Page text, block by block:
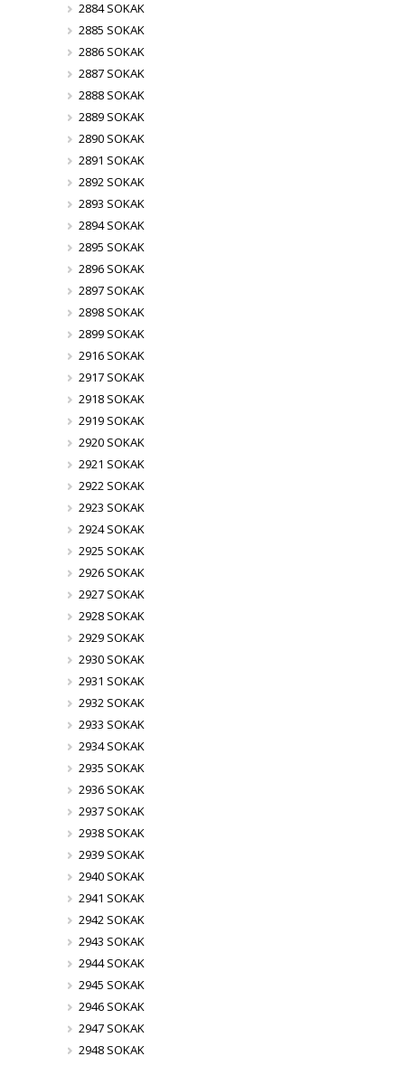
2884 SOKAK
2885 SOKAK
2886 SOKAK
2887 SOKAK
2888 SOKAK
2889 SOKAK
2890 SOKAK
2891 SOKAK
2892 SOKAK
2893 SOKAK
2894 SOKAK
2895 SOKAK
2896 SOKAK
2897 SOKAK
2898 SOKAK
2899 SOKAK
2916 SOKAK
2917 SOKAK
2918 SOKAK
2919 SOKAK
2920 SOKAK
2921 SOKAK
2922 SOKAK
2923 SOKAK
2924 SOKAK
2925 SOKAK
2926 SOKAK
2927 SOKAK
2928 SOKAK
2929 SOKAK
2930 SOKAK
2931 SOKAK
2932 SOKAK
2933 SOKAK
2934 SOKAK
2935 SOKAK
2936 SOKAK
2937 SOKAK
2938 SOKAK
2939 SOKAK
2940 SOKAK
2941 SOKAK
2942 SOKAK
2943 SOKAK
2944 SOKAK
2945 SOKAK
2946 SOKAK
2947 SOKAK
2948 SOKAK